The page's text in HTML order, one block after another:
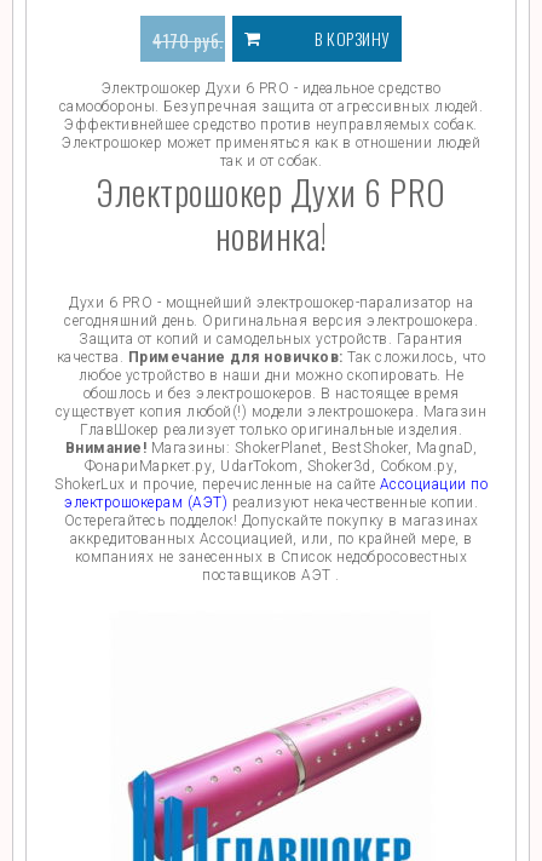
4170руб.
3670руб.
В КОРЗИНУ
Электрошокер Духи 6 PRO - идеальное средство
самообороны. Безупречная защита от агрессивных людей.
Эффективнейшее средство против неуправляемых собак.
Электрошокер может применяться как в отношении людей
так и от собак.
Электрошокер Духи 6 PRO
новинка!
Духи 6 PRO - мощнейший электрошокер-парализатор на
сегодняшний день. Оригинальная версия электрошокера.
Защита от копий и самодельных устройств. Гарантия
качества. Примечание для новичков: Так сложилось, что
любое устройство в наши дни можно скопировать. Не
обошлось и без электрошокеров. В настоящее время
существует копия любой(!) модели электрошокера. Магазин
ГлавШокер реализует только оригинальные изделия.
Внимание! Магазины: ShokerPlanet, BestShoker, MagnaD,
ФонариМаркет.ру, UdarTokom, Shoker3d, Собком.ру,
ShokerLux и прочие, перечисленные на сайте Ассоциации по
электрошокерам (АЭТ) реализуют некачественные копии.
Остерегайтесь подделок! Допускайте покупку в магазинах
аккредитованных Ассоциацией, или, по крайней мере, в
компаниях не занесенных в Список недобросовестных
поставщиков АЭТ .